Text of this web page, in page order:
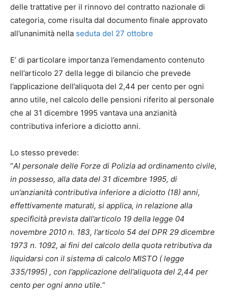
delle trattative per il rinnovo del contratto nazionale di
categoria, come risulta dal documento finale approvato
all’unanimità nella seduta del 27 ottobre
E’ di particolare importanza l’emendamento contenuto
nell’articolo 27 della legge di bilancio che prevede
l’applicazione dell’aliquota del 2,44 per cento per ogni
anno utile, nel calcolo delle pensioni riferito al personale
che al 31 dicembre 1995 vantava una anzianità
contributiva inferiore a diciotto anni.
Lo stesso prevede:
“Al personale delle Forze di Polizia ad ordinamento civile,
in possesso, alla data del 31 dicembre 1995, di
un’anzianità contributiva inferiore a diciotto (18) anni,
effettivamente maturati, si applica, in relazione alla
specificità prevista dall’articolo 19 della legge 04
novembre 2010 n. 183, l’articolo 54 del DPR 29 dicembre
1973 n. 1092, ai fini del calcolo della quota retributiva da
liquidarsi con il sistema di calcolo MISTO ( legge
335/1995) , con l’applicazione dell’aliquota del 2,44 per
cento per ogni anno utile.”